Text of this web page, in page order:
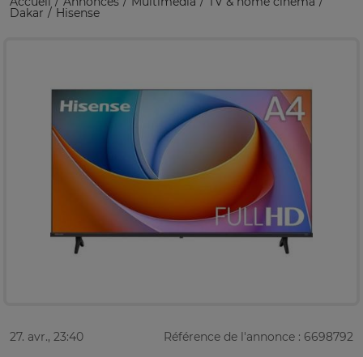
Dakar Hisense
27. avr., 23:40 Référence de l'annonce : 6698792